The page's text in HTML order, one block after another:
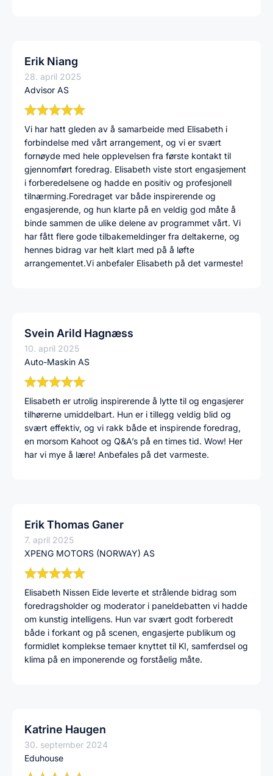
Erik Niang
28. april 2025
Advisor AS
Vi har hatt gleden av å samarbeide med Elisabeth i
forbindelse med vårt arrangement, og vi er svært
fornøyde med hele opplevelsen fra første kontakt til
gjennomført foredrag. Elisabeth viste stort engasjement
i forberedelsene og hadde en positiv og profesjonell
tilnærming.Foredraget var både inspirerende og
engasjerende, og hun klarte på en veldig god måte å
binde sammen de ulike delene av programmet vårt. Vi
har fått flere gode tilbakemeldinger fra deltakerne, og
hennes bidrag var helt klart med på å løfte
arrangementet.Vi anbefaler Elisabeth på det varmeste!
Svein Arild Hagnæss
10. april 2025
Auto-Maskin AS
Elisabeth er utrolig inspirerende å lytte til og engasjerer
tilhørerne umiddelbart. Hun er i tillegg veldig blid og
svært effektiv, og vi rakk både et inspirende foredrag,
en morsom Kahoot og Q&A’s på en times tid. Wow! Her
har vi mye å lære! Anbefales på det varmeste.
Erik Thomas Ganer
7. april 2025
XPENG MOTORS (NORWAY) AS
Elisabeth Nissen Eide leverte et strålende bidrag som
foredragsholder og moderator i paneldebatten vi hadde
om kunstig intelligens. Hun var svært godt forberedt
både i forkant og på scenen, engasjerte publikum og
formidlet komplekse temaer knyttet til KI, samferdsel og
klima på en imponerende og forståelig måte.
Katrine Haugen
30. september 2024
Eduhouse